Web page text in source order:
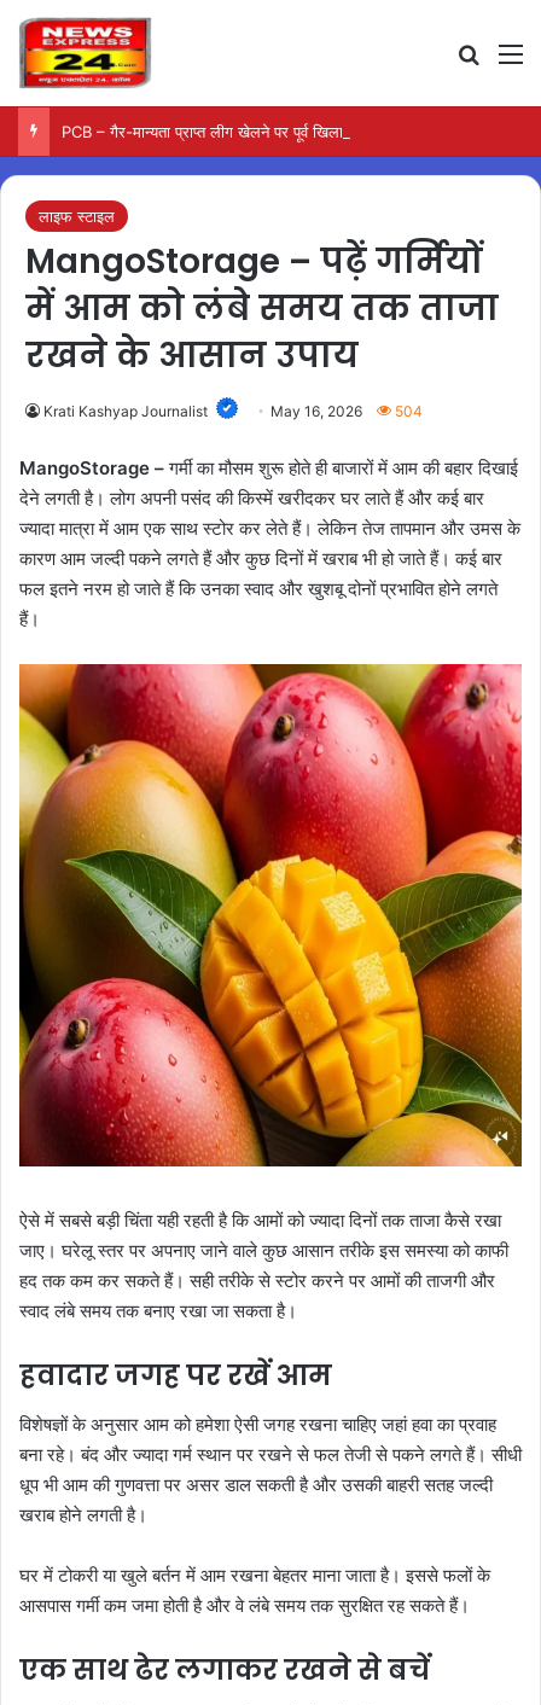
PCB – गैर-मान्यता प्राप्त लीग खेलने पर पूर्व खिलाड़ियों पर कार्रवाई की तैयारी
लाइफ स्टाइल
MangoStorage – पढ़ें गर्मियों
में आम को लंबे समय तक ताजा
रखने के आसान उपाय
Krati Kashyap Journalist May 16, 2026 504
MangoStorage –गर्मी का मौसम शुरू होते ही बाजारों में आम की बहार दिखाई
देने लगती है। लोग अपनी पसंद की किस्में खरीदकर घर लाते हैं और कई बार
ज्यादा मात्रा में आम एक साथ स्टोर कर लेते हैं। लेकिन तेज तापमान और उमस के
कारण आम जल्दी पकने लगते हैं और कुछ दिनों में खराब भी हो जाते हैं। कई बार
फल इतने नरम हो जाते हैं कि उनका स्वाद और खुशबू दोनों प्रभावित होने लगते
हैं।
ऐसे में सबसे बड़ी चिंता यही रहती है कि आमों को ज्यादा दिनों तक ताजा कैसे रखा
जाए। घरेलू स्तर पर अपनाए जाने वाले कुछ आसान तरीके इस समस्या को काफी
हद तक कम कर सकते हैं। सही तरीके से स्टोर करने पर आमों की ताजगी और
स्वाद लंबे समय तक बनाए रखा जा सकता है।
हवादार जगह पर रखें आम
विशेषज्ञों के अनुसार आम को हमेशा ऐसी जगह रखना चाहिए जहां हवा का प्रवाह
बना रहे। बंद और ज्यादा गर्म स्थान पर रखने से फल तेजी से पकने लगते हैं। सीधी
धूप भी आम की गुणवत्ता पर असर डाल सकती है और उसकी बाहरी सतह जल्दी
खराब होने लगती है।
घर में टोकरी या खुले बर्तन में आम रखना बेहतर माना जाता है। इससे फलों के
आसपास गर्मी कम जमा होती है और वे लंबे समय तक सुरक्षित रह सकते हैं।
एक साथ ढेर लगाकर रखने से बचें